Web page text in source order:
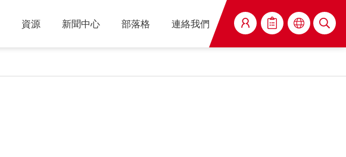
資源 新聞中心 部落格 連絡我們 搜尋